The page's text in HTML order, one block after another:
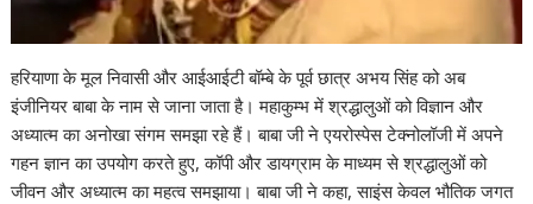
हरियाणा के मूल निवासी और आईआईटी बॉम्बे के पूर्व छात्र अभय सिंह को अब
इंजीनियर बाबा के नाम से जाना जाता है। महाकुम्भ में श्रद्धालुओं को विज्ञान और
अध्यात्म का अनोखा संगम समझा रहे हैं। बाबा जी ने एयरोस्पेस टेक्नोलॉजी में अपने
गहन ज्ञान का उपयोग करते हुए, कॉपी और डायग्राम के माध्यम से श्रद्धालुओं को
जीवन और अध्यात्म का महत्व समझाया। बाबा जी ने कहा, साइंस केवल भौतिक जगत